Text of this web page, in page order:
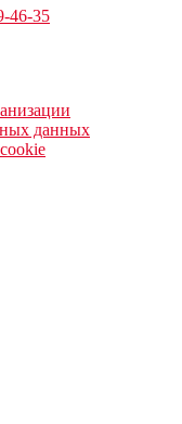
46-35
данных